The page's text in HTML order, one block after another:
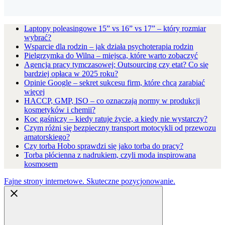
Laptopy poleasingowe 15” vs 16” vs 17” – który rozmiar
wybrać?
Wsparcie dla rodzin – jak działa psychoterapia rodzin
Pielgrzymka do Wilna – miejsca, które warto zobaczyć
Agencja pracy tymczasowej; Outsourcing czy etat? Co się
bardziej opłaca w 2025 roku?
Opinie Google – sekret sukcesu firm, które chcą zarabiać
więcej
HACCP, GMP, ISO – co oznaczają normy w produkcji
kosmetyków i chemii?
Koc gaśniczy – kiedy ratuje życie, a kiedy nie wystarczy?
Czym różni się bezpieczny transport motocykli od przewozu
amatorskiego?
Czy torba Hobo sprawdzi się jako torba do pracy?
Torba płócienna z nadrukiem, czyli moda inspirowana
kosmosem
Fajne strony internetowe. Skuteczne pozycjonowanie.